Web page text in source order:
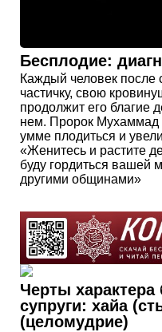
Бесплодие:
Каждый человек после
частичку, свою
продолжит его благие
нем. Пророк Мухаммад
умме плодиться и
«Женитесь и растите
буду гордиться вашей
другими общинами»
Черты характера
супруги: хайа
(целомудрие)